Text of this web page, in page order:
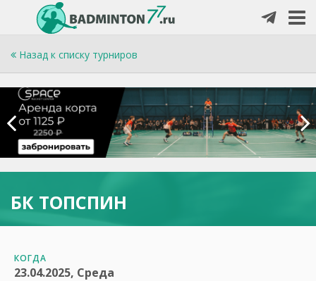
Назад к списку турниров
БК ТОПСПИН
КОГДА
23.04.2025, Среда